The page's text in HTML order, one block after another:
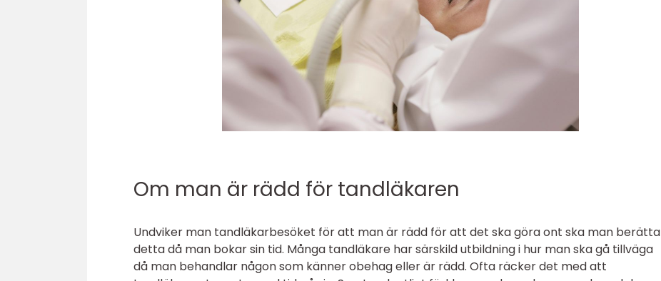
Om man är rädd för tandläkaren
Undviker man tandläkarbesöket för att man är rädd för att det ska göra ont ska man berätta
detta då man bokar sin tid. Många tandläkare har särskild utbildning i hur man ska gå tillväga
då man behandlar någon som känner obehag eller är rädd. Ofta räcker det med att